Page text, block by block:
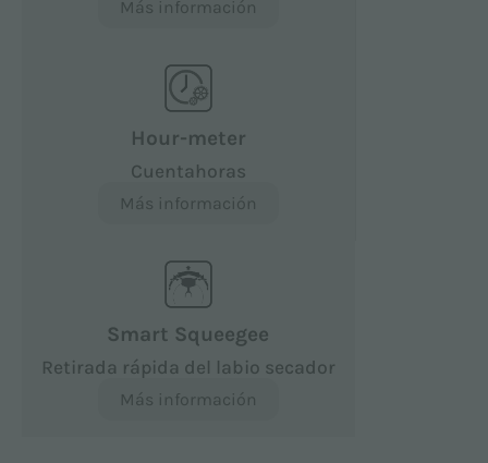
Más información
Hour-meter
Cuentahoras
Más información
Smart Squeegee
Retirada rápida del labio secador
Más información